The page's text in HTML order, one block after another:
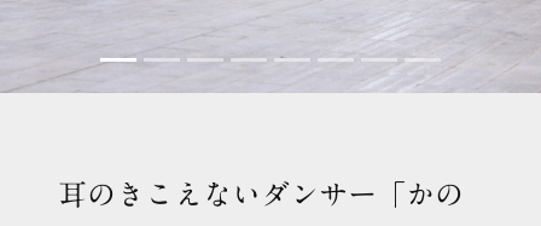
耳のきこえないダンサー「かの